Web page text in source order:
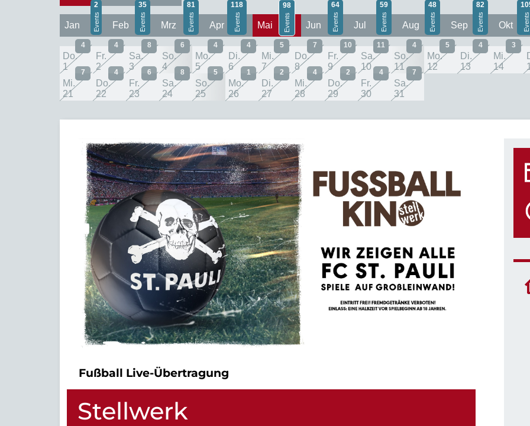
Jan
2
Feb
35
Mrz
81
Apr
118
Mai
98
Jun
64
Jul
59
Aug
48
Sep
82
Okt
Do.
1
4
Fr.
2
4
Sa.
3
8
So.
4
6
Mo.
5
4
Di.
6
4
Mi.
7
5
Do.
8
7
Fr.
9
10
Sa.
10
11
So.
11
4
Mo.
12
5
Di.
13
4
Mi.
14
3
Mi.
21
7
Do.
22
4
Fr.
23
6
Sa.
24
8
So.
25
5
Mo.
26
1
Di.
27
2
Mi.
28
4
Do.
29
2
Fr.
30
4
Sa.
31
7
Fußball Live-Übertragung
Stellwerk